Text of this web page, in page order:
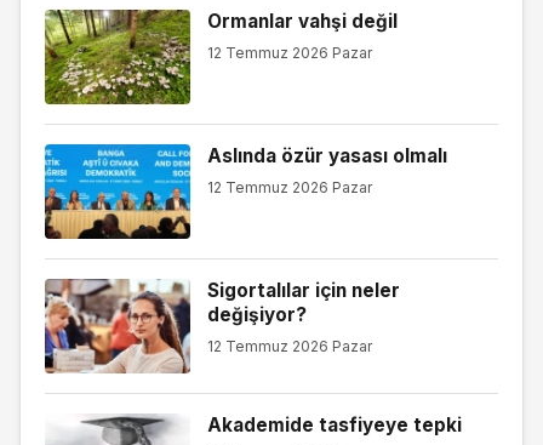
Ormanlar vahşi değil
12 Temmuz 2026 Pazar
Aslında özür yasası olmalı
12 Temmuz 2026 Pazar
Sigortalılar için neler
değişiyor?
12 Temmuz 2026 Pazar
Akademide tasfiyeye tepki